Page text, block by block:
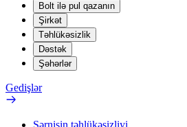
Bolt ilə pul qazanın
Şirkət
Təhlükəsizlik
Dəstək
Şəhərlər
Gedişlər
Sərnişin təhlükəsizliyi